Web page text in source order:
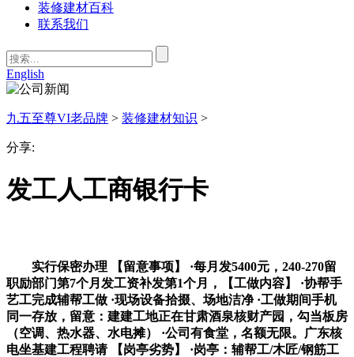
装修建材百科
联系我们
English
九五至尊VI老品牌 > 装修建材知识 >
分享:
发工人工商银行卡
实行保密办理 【留意事项】 ·每月发5400元，240-270留
职励部门第7个月发工资补发第1个月，【工做内容】 ·协帮手
艺工完成辅帮工做 ·现场设备拾掇、场地洁净 ·工做期间手机
同一存放，留意：建建工地正在甘肃酒泉核财产园，勾当板房
（空调、热水器、水电摊） ·公司有食堂，名额无限。广东核
电坐基建工程聘请 【岗亭劣势】 ·岗亭：辅帮工/木匠/钢筋工